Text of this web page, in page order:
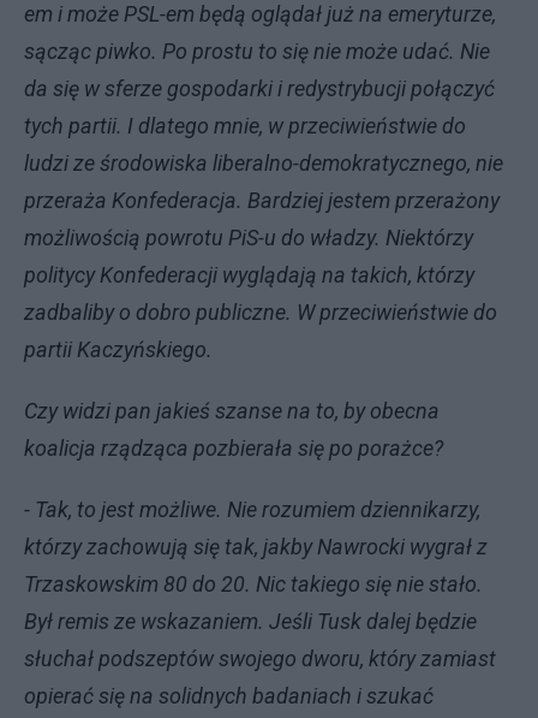
em i może PSL-em będą oglądał już na emeryturze,
sącząc piwko. Po prostu to się nie może udać. Nie
da się w sferze gospodarki i redystrybucji połączyć
tych partii. I dlatego mnie, w przeciwieństwie do
ludzi ze środowiska liberalno-demokratycznego, nie
przeraża Konfederacja. Bardziej jestem przerażony
możliwością powrotu PiS-u do władzy. Niektórzy
politycy Konfederacji wyglądają na takich, którzy
zadbaliby o dobro publiczne. W przeciwieństwie do
partii Kaczyńskiego.
Czy widzi pan jakieś szanse na to, by obecna
koalicja rządząca pozbierała się po porażce?
- Tak, to jest możliwe. Nie rozumiem dziennikarzy,
którzy zachowują się tak, jakby Nawrocki wygrał z
Trzaskowskim 80 do 20. Nic takiego się nie stało.
Był remis ze wskazaniem. Jeśli Tusk dalej będzie
słuchał podszeptów swojego dworu, który zamiast
opierać się na solidnych badaniach i szukać